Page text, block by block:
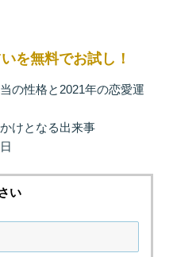
を無料でお試し！
の性格と2021年の恋愛運
けとなる出来事
い